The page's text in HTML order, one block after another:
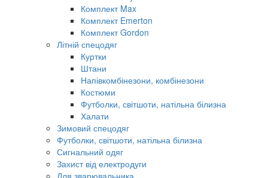
Комплект Max
Комплект Emerton
Комплект Gordon
Літній спецодяг
Куртки
Штани
Напівкомбінезони, комбінезони
Костюми
Футболки, світшоти, натільна білизна
Халати
Зимовий спецодяг
Футболки, світшоти, натільна білизна
Сигнальний одяг
Захист від електродуги